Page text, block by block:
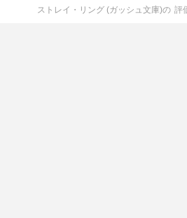
ストレイ・リング (ガッシュ文庫)の 評